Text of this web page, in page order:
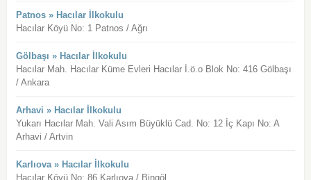
Patnos » Hacılar İlkokulu
Hacılar Köyü No: 1 Patnos / Ağrı
Gölbaşı » Hacılar İlkokulu
Hacılar Mah. Hacılar Küme Evleri Hacılar İ.ö.o Blok No: 416 Gölbaşı
/ Ankara
Arhavi » Hacılar İlkokulu
Yukarı Hacılar Mah. Vali Asım Büyüklü Cad. No: 12 İç Kapı No: A
Arhavi / Artvin
Karlıova » Hacılar İlkokulu
Hacılar Köyü No: 86 Karlıova / Bingöl